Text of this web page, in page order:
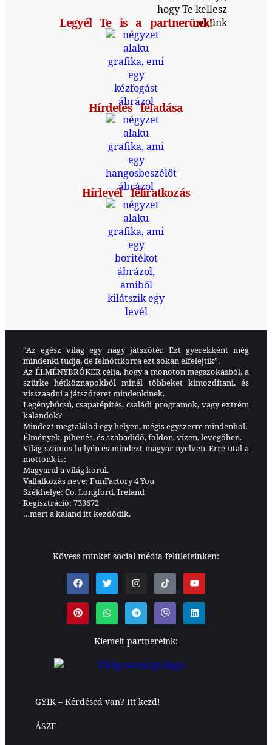
Legyél Te is a partnerünk!
Hírdetés feladása
Hírlevél feliratkozás
“Az egész világ egy nagy játszótér. Ezt gyerekként még
mindenki tudja, de felnőttkorra ezt sokan elfelejtik”.
Az ÉLMÉNYBRÓKER célja, hogy a monoton megszokásból, a
szürke hétköznapokból minél többeket kimozdítani, és
visszaadni a játszóteret mindenkinek.
Legénybúcsú, csapatépítés, családi programok, vagy extrém
kalandok?
Mindezt megtalálod egy helyen, mégis egyszerre mindenhol.
Élmények, pihenés, és szabadidő, földön, vízen, levegőben.
Világ számos helyén és mindezt magyar nyelven. Erre utal a
mottonk is:
Magyarul a világ körül.
Vállalkozás neve: FunFactory 4 You
Székhelye: Co. Longford, Ireland
Regisztráció: 733672
…mert a kaland itt kezdődik.
Kövess minket social média felületeinken:
Kiemelt partnereink:
GYIK – Kérdésed van? Itt kezd!
ÁSZF